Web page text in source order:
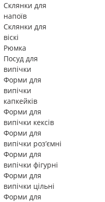
Склянки для
напоїв
Склянки для
віскі
Рюмка
Посуд для
випічки
Форми для
випічки
капкейків
Форми для
випічки кексів
Форми для
випічки роз’ємні
Форми для
випічки фігурні
Форми для
випічки цільні
Форми для